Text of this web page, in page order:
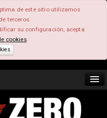
de este sitio utilizamos
terceros.
su configuración, acepta
cookies.